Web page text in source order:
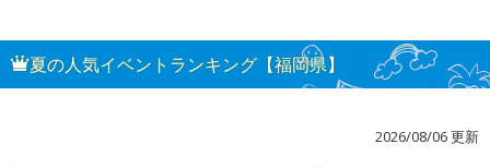
夏の人気イベントランキング【福岡県】
2026/08/06 更新